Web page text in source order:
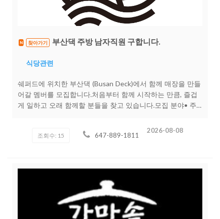
N 찾아가기 부산댁 주방 남자직원 구합니다.
식당관련
쉐퍼드에 위치한 부산댁 (Busan Deck)에서 함께 매장을 만들
어갈 멤버를 모집합니다.처음부터 함께 시작하는 만큼, 즐겁
게 일하고 오래 함께할 분들을 찾고 있습니다.모집 분야• 주
889 . 1811근무 시간: 협의 가능근무 형태: 파트타임 / 풀타임
급여경력 및 포지션에 따라 협의 능력에 따라 인상 가능이런
(초보도 지원 가능)존중하는 근무 환경, 능력에 따른 공정한
조회수: 15 647-889-1811
2026-08-08